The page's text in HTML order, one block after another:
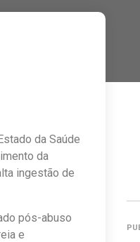
da Saúde
da
ingestão de
pós-abuso
e